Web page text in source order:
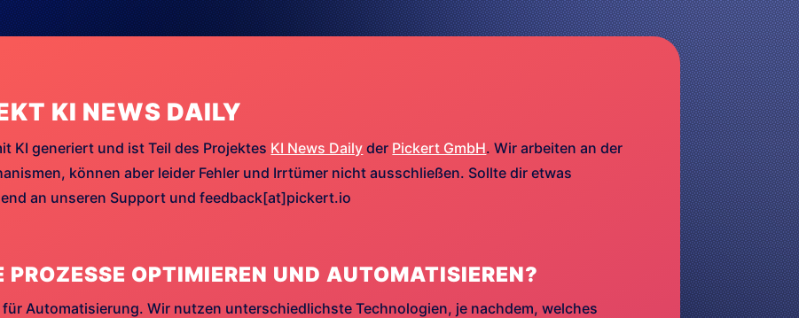
KI NEWS DAILY
KI generiert und ist Teil des Projektes KI News Daily der Pickert GmbH. Wir arbeiten an der
können aber leider Fehler und Irrtümer nicht ausschließen. Sollte dir etwas
an unseren Support und feedback[at]pickert.io
PROZESSE OPTIMIEREN UND AUTOMATISIEREN?
Automatisierung. Wir nutzen unterschiedlichste Technologien, je nachdem, welches